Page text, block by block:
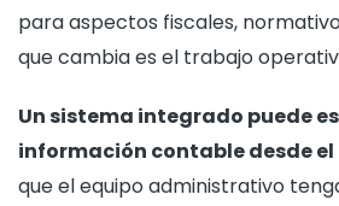
para aspectos fiscales,
que cambia es el trabajo
Un sistema integrado puede
información contable desde el
que el equipo administrativo